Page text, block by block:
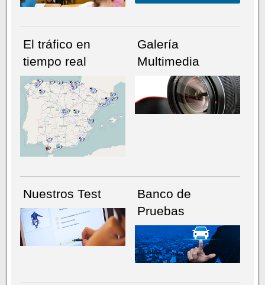
NÚMERO ACTUALHEMEROTECA
El tráfico en
tiempo real
Galería
Multimedia
Nuestros Test
Banco de
Pruebas